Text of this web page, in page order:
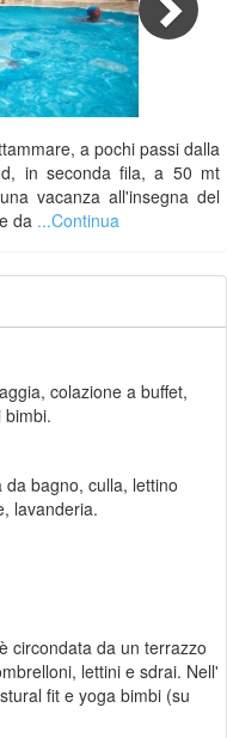
a pochi passi dalla
in seconda fila, a 50 mt
vacanza all'insegna del
da ...Continua
colazione a buffet,
bimbi.
bagno, culla, lettino
lavanderia.
circondata da un terrazzo
lettini e sdrai. Nell'
fit e yoga bimbi (su